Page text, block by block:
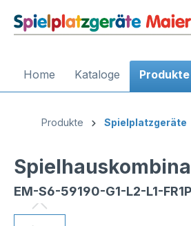
Home Kataloge Produkte
Produkte Spielplatzgeräte
EM-S6-59190-G1-L2-L1-